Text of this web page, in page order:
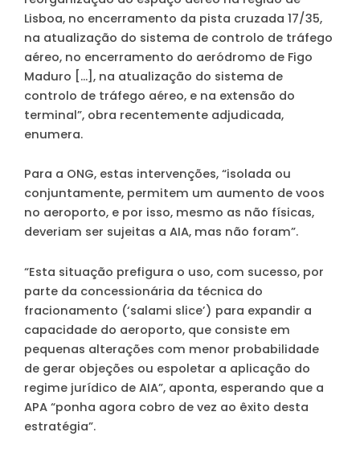
Lisboa, no encerramento da pista cruzada 17/35,
na atualização do sistema de controlo de tráfego
aéreo, no encerramento do aeródromo de Figo
Maduro […], na atualização do sistema de
controlo de tráfego aéreo, e na extensão do
terminal”, obra recentemente adjudicada,
enumera.
Para a ONG, estas intervenções, “isolada ou
conjuntamente, permitem um aumento de voos
no aeroporto, e por isso, mesmo as não físicas,
deveriam ser sujeitas a AIA, mas não foram”.
“Esta situação prefigura o uso, com sucesso, por
parte da concessionária da técnica do
fracionamento (‘salami slice’) para expandir a
capacidade do aeroporto, que consiste em
pequenas alterações com menor probabilidade
de gerar objeções ou espoletar a aplicação do
regime jurídico de AIA”, aponta, esperando que a
APA “ponha agora cobro de vez ao êxito desta
estratégia”.